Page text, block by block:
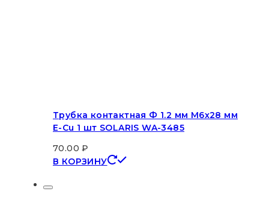
Трубка контактная Ф 1.2 мм M6х28 мм
E-Cu 1 шт SOLARIS WA-3485
70.00₽
В КОРЗИНУ